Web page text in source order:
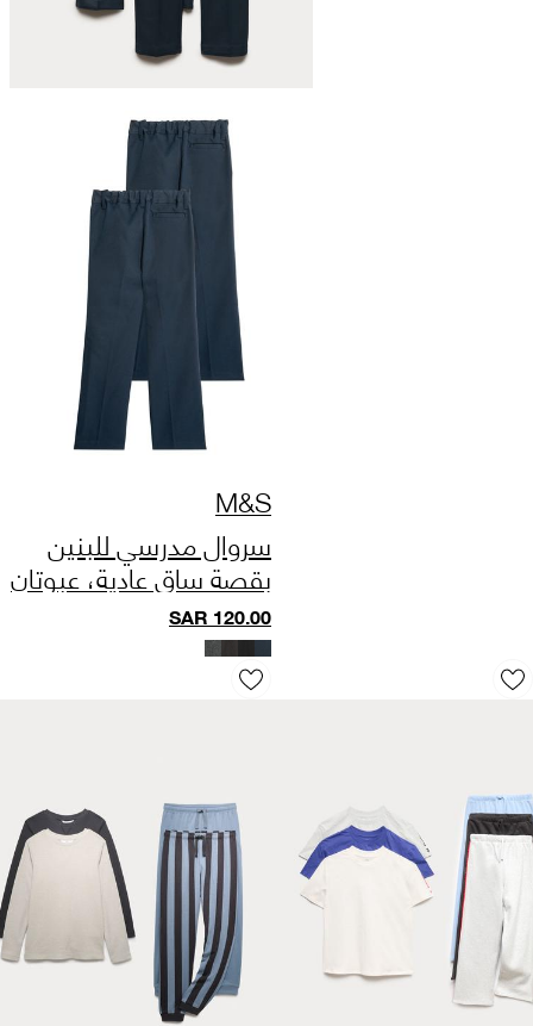
M&S
سروال مدرسي للبنين
بقصة ساق عادية، عبوتان
(من 2 إلى 18 سنة) SAR 120.00